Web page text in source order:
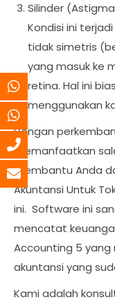
Silinder
Kondisi ini
tidak simetris
yang masuk ke
retina. Hal ini
menggunakan
Dengan
memanfaatkan
membantu Anda
Akuntansi Untuk
ini. Software ini
mencatat
Accounting 5
akuntansi yang
Kami adalah